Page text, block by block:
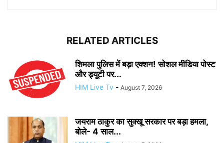
RELATED ARTICLES
शिमला पुलिस में बड़ा एक्शन! सोशल मीडिया पोस्ट
और ड्यूटी पर...
HIM Live Tv - August 7, 2026
जयराम ठाकुर का सुक्खू सरकार पर बड़ा हमला,
बोले- 4 साल...